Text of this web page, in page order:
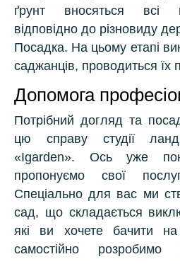
ґрунт вносяться всі
відповідно до різновиду
Посадка. На цьому етапі
саджанців, проводиться їх
Допомога
Потрібний догляд та
цю справу студії
«Igarden». Ось уже
пропонуємо свої
Спеціально для вас ми
сад, що складається
які ви хочете бачити
самостійно